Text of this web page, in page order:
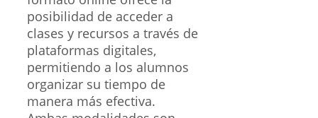
posibilidad de acceder a
clases y recursos a través de
plataformas digitales,
permitiendo a los alumnos
organizar su tiempo de
manera más efectiva.